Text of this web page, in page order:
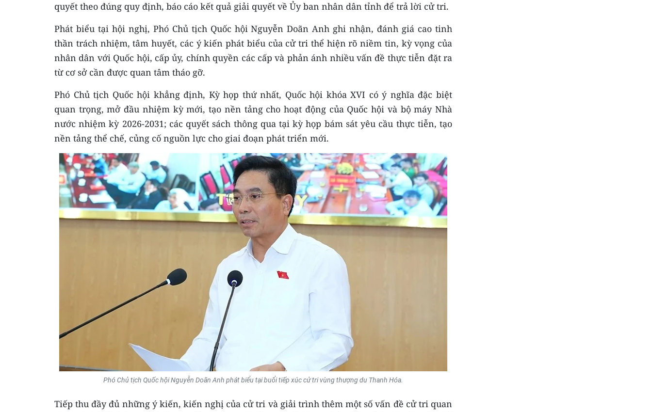
quyết theo đúng quy định, báo cáo kết quả giải quyết về Ủy ban nhân dân tỉnh để trả lời cử tri.
Phát biểu tại hội nghị, Phó Chủ tịch Quốc hội Nguyễn Doãn Anh ghi nhận, đánh giá cao tinh
thần trách nhiệm, tâm huyết, các ý kiến phát biểu của cử tri thể hiện rõ niềm tin, kỳ vọng của
nhân dân với Quốc hội, cấp ủy, chính quyền các cấp và phản ánh nhiều vấn đề thực tiễn đặt ra
từ cơ sở cần được quan tâm tháo gỡ.
Phó Chủ tịch Quốc hội khẳng định, Kỳ họp thứ nhất, Quốc hội khóa XVI có ý nghĩa đặc biệt
quan trọng, mở đầu nhiệm kỳ mới, tạo nền tảng cho hoạt động của Quốc hội và bộ máy Nhà
nước nhiệm kỳ 2026-2031; các quyết sách thông qua tại kỳ họp bám sát yêu cầu thực tiễn, tạo
nền tảng thể chế, củng cố nguồn lực cho giai đoạn phát triển mới.
Phó Chủ tịch Quốc hội Nguyễn Doãn Anh phát biểu tại buổi tiếp xúc cử tri vùng thượng du Thanh Hóa.
Tiếp thu đầy đủ những ý kiến, kiến nghị của cử tri và giải trình thêm một số vấn đề cử tri quan